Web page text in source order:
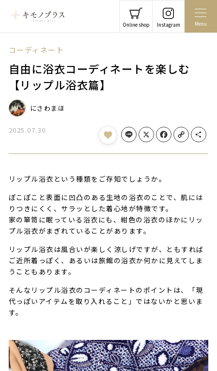
Online shop Instagram Menu
コーディネート
自由に浴衣コーディネートを楽しむ
【リップル浴衣篇】
にさわまほ
2025.07.30 Line X Facebook Copy Link Share
リップル浴衣という種類をご存知でしょうか。
ぽこぽこと表面に凹凸のある生地の浴衣のことで、肌には
りつきにくく、サラッとした着心地が特徴です。
家の箪笥に眠っている浴衣にも、紺色の浴衣のほかにリッ
プル浴衣がまぎれていることがあります。
リップル浴衣は風合いが楽しく涼しげですが、ともすれば
ご近所着っぽく、あるいは旅館の浴衣か何かに見えてしま
うこともあります。
そんなリップル浴衣のコーディネートのポイントは、「現
代っぽいアイテムを取り入れること」ではないかと思いま
す。